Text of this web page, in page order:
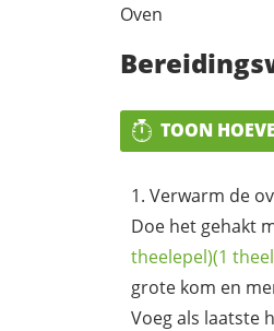
Oven
TOON
Verwarm de
Doe het gehakt
theelepel)(1
grote kom en
Voeg als laatste